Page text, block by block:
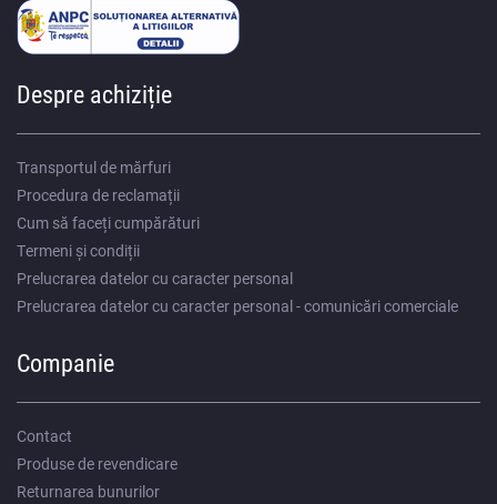
Despre achiziție
Transportul de mărfuri
Procedura de reclamații
Cum să faceți cumpărături
Termeni și condiții
Prelucrarea datelor cu caracter personal
Prelucrarea datelor cu caracter personal - comunicări comerciale
Companie
Contact
Produse de revendicare
Returnarea bunurilor